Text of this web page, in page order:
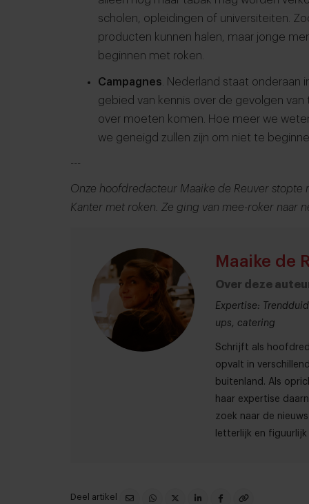
scholen, opleidingen of universiteiten.
producten kunnen halen, maar jonge
beginnen met roken.
Campagnes . Nederland staat onderaan
gebied van kennis over de gevolgen
over moeten komen. Hoe meer we
we geneigd zullen zijn om niet te
---
Onze hoofdredacteur Maaike de Reuver stopte
Kanter met roken. Ze ging van mee-roker naar
Maaike de
Over deze
Expertise:
ups, catering
Schrijft als
opvalt in
buitenland. Als
haar expertise
zoek naar de
letterlijk en
Deel artikel